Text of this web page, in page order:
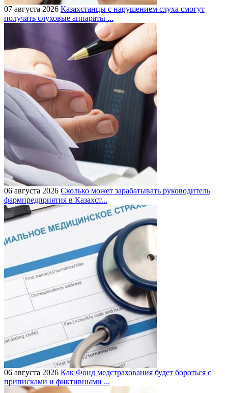
07 августа 2026 Казахстанцы с нарушением слуха смогут
получать слуховые аппараты ...
06 августа 2026 Сколько может зарабатывать руководитель
фармпредприятия в Казахст...
06 августа 2026 Как Фонд медстрахования будет бороться с
приписками и фиктивными ...